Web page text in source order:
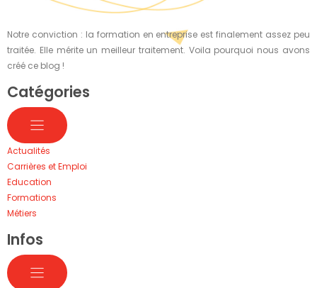
Notre conviction : la formation en entreprise est finalement assez peu
traitée. Elle mérite un meilleur traitement. Voila pourquoi nous avons
créé ce blog !
Catégories
Actualités
Carrières et Emploi
Education
Formations
Métiers
Infos